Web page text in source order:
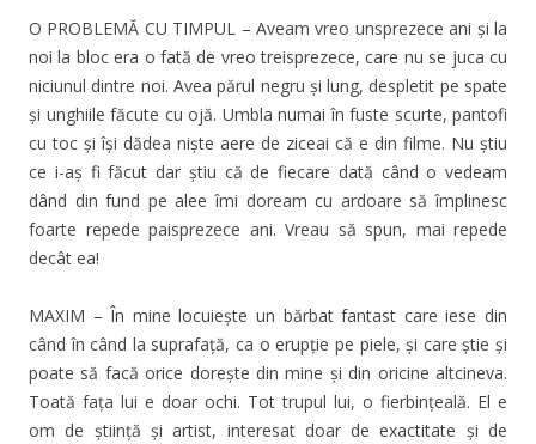
O PROBLEMĂ CU TIMPUL – Aveam vreo unsprezece ani și la
noi la bloc era o fată de vreo treisprezece, care nu se juca cu
niciunul dintre noi. Avea părul negru și lung, despletit pe spate
și unghiile făcute cu ojă. Umbla numai în fuste scurte, pantofi
cu toc și își dădea niște aere de ziceai că e din filme. Nu știu
ce i-aș fi făcut dar știu că de fiecare dată când o vedeam
dând din fund pe alee îmi doream cu ardoare să împlinesc
foarte repede paisprezece ani. Vreau să spun, mai repede
decât ea!
MAXIM – În mine locuiește un bărbat fantast care iese din
când în când la suprafață, ca o erupție pe piele, și care știe și
poate să facă orice dorește din mine și din oricine altcineva.
Toată fața lui e doar ochi. Tot trupul lui, o fierbințeală. El e
om de știință și artist, interesat doar de exactitate și de